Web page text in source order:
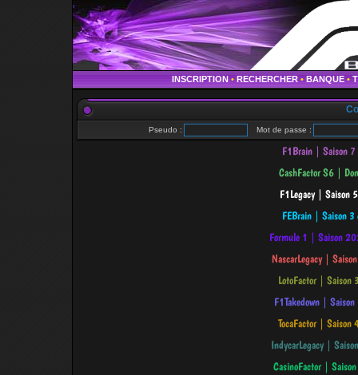
INSCRIPTION • RECHERCHER • BANQUE •
Pseudo : Mot de passe :